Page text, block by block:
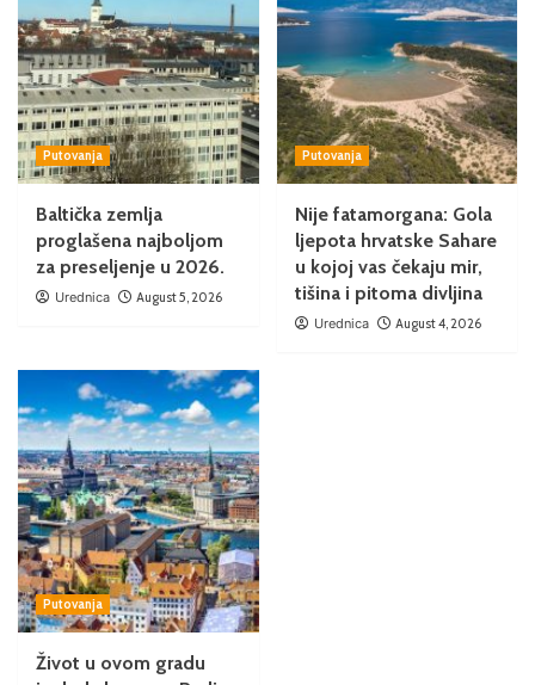
Putovanja
Baltička zemlja
proglašena najboljom
za preseljenje u 2026.
Urednica August 5, 2026
Putovanja
Nije fatamorgana: Gola
ljepota hrvatske Sahare
u kojoj vas čekaju mir,
tišina i pitoma divljina
Urednica August 4, 2026
Putovanja
Život u ovom gradu